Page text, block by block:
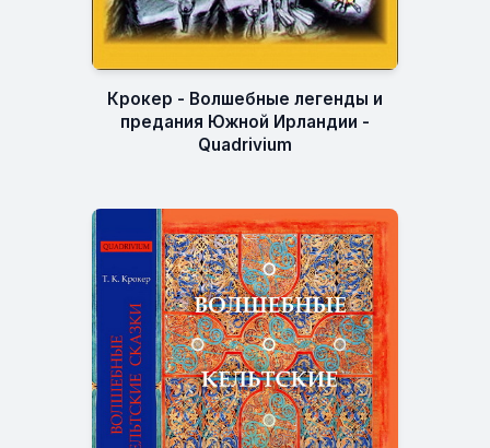
Крокер - Волшебные легенды и
предания Южной Ирландии -
Quadrivium